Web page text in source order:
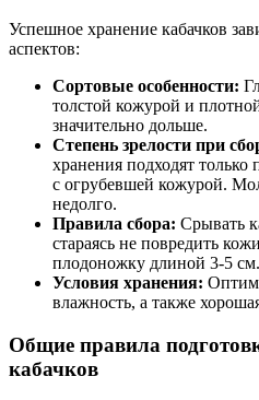
Успешное хранение кабачков
аспектов:
Сортовые особенности:
толстой кожурой и
значительно дольше.
Степень зрелости при
хранения подходят
с огрубевшей кожурой.
недолго.
Правила сбора: Срывать
стараясь не повредить
плодоножку длиной 3-5 см.
Условия хранения:
влажность, а также
Общие правила
кабачков